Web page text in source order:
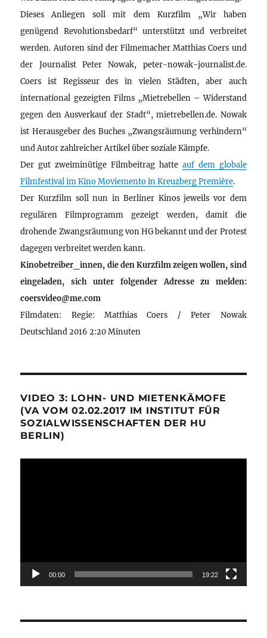
Dieses Anliegen soll mit dem Kurzfilm „Wir haben
genügend Revolutionsbedarf“ unterstützt und verbreitet
werden. Autoren sind der Filmemacher Matthias Coers und
der Journalist Peter Nowak, peter-nowak-journalist.de.
Coers ist Regisseur des in vielen Städten, aber auch
international gezeigten Films „Mietrebellen – Widerstand
gegen den Ausverkauf der Stadt“, mietrebellen.de. Nowak
ist Herausgeber des Buches „Zwangsräumung verhindern“
und Autor zahlreicher Artikel über soziale Kämpfe.
Der gut zweiminütige Filmbeitrag hatte auf dem globale
Filmfestival im Kino Moviemento in Kreuzberg Première.
Der Kurzfilm soll nun in Berliner Kinos jeweils vor dem
regulären Filmprogramm gezeigt werden, damit die
drohende Zwangsräumung von HG bekannt und der Protest
dagegen verbreitet werden kann.
Kinobetreiber_innen, die den Kurzfilm zeigen wollen, sind
eingeladen, sich unter folgender Adresse zu melden:
coersvideo@me.com
Filmdaten: Regie: Matthias Coers / Peter Nowak
Deutschland 2016 2:20 Minuten
VIDEO 3: LOHN- UND MIETENKÄMOFE
(VA VOM 02.02.2017 IM INSTITUT FÜR
SOZIALWISSENSCHAFTEN DER HU
BERLIN)
00:00 19:22